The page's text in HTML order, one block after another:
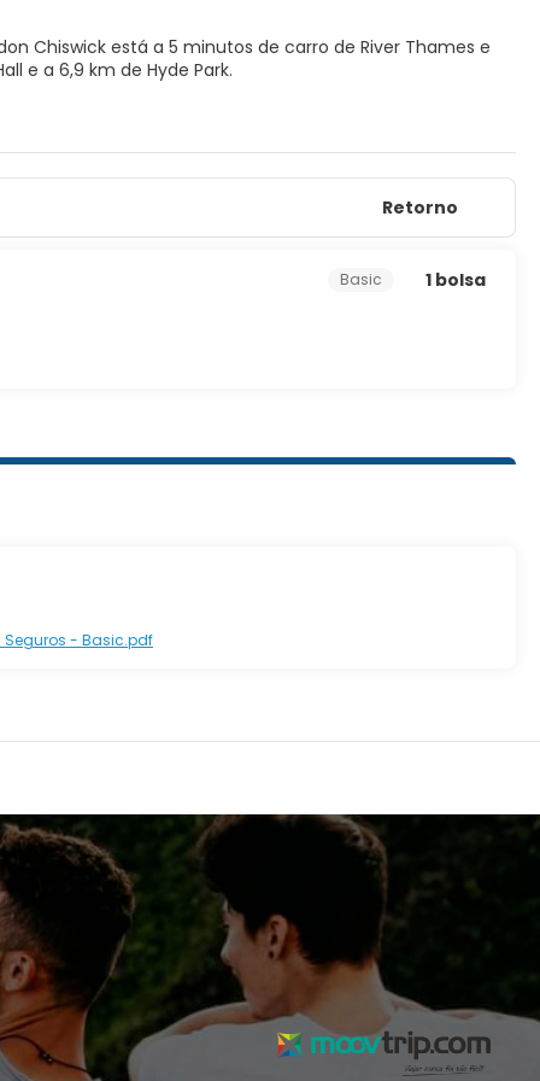
Chiswick está a 5 minutos de carro de River Thames e
Albert Hall e a 6,9 km de Hyde Park.
Retorno
Basic 1 bolsa
- Basic.pdf